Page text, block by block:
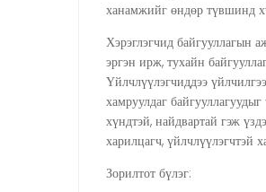
ханамжийг өндөр түвшинд
Хэрэглэгчид байгууллагын
эргэн ирж, тухайн
Үйлчлүүлэгчиддээ
хамруулдаг
хүндтэй, найдвартай гэж
харилцагч, үйлчлүүлэгчтэй
Зорилтот бүлэг: